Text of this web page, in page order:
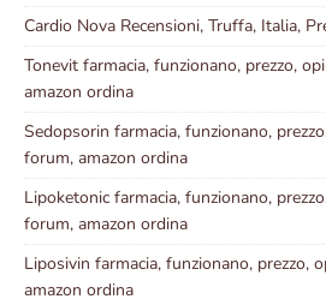
Cardio Nova Recensioni, Truffa, Italia,
Tonevit farmacia, funzionano, prezzo,
amazon ordina
Sedopsorin farmacia, funzionano,
forum, amazon ordina
Lipoketonic farmacia, funzionano,
forum, amazon ordina
Liposivin farmacia, funzionano, prezzo,
amazon ordina